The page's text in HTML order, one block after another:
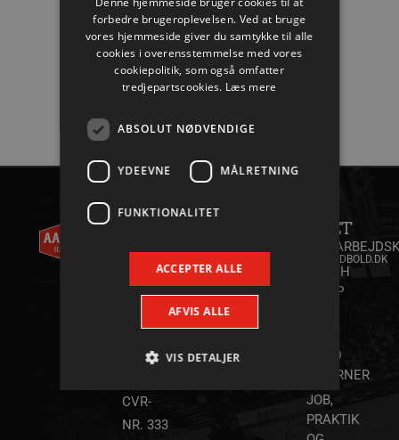
Hovedpartnere
AALBORG
BRANDTS
DK-9220
AALBORG
CVR-
NR. 333
KONTAKT
INFO@AALBORGHAANDBOLD.DK
ANDET
YOUTH
CAMP
NORD
STJERNER
JOB,
PRAKTIK
forbedre brugeroplevelsen. Ved at bruge
vores hjemmeside giver du samtykke til alle
cookies i overensstemmelse med vores
cookiepolitik, som også omfatter
tredjepartscookies. Læs mere
ABSOLUT NØDVENDIGE
YDEEVNE MÅLRETNING
FUNKTIONALITET
ACCEPTER ALLE
AFVIS ALLE
VIS DETALJER
Absolut nødvendige